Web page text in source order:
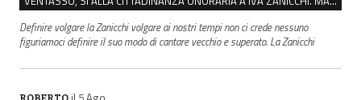
Definire volgare la Zanicchi volgare ai nostri tempi non ci crede nessuno
figuriamoci definire il suo modo di cantare vecchio e superato. La Zanicchi